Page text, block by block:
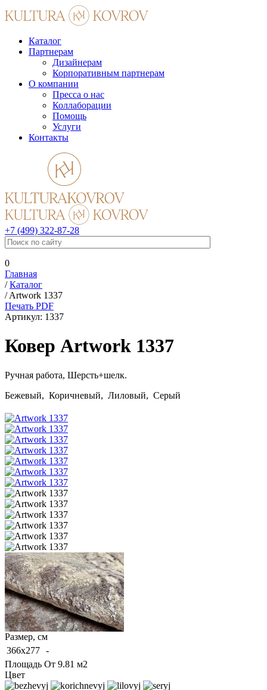
Каталог
Партнерам
Дизайнерам
Корпоративным партнерам
О компании
Пресса о нас
Коллаборации
Помощь
Услуги
Контакты
+7 (499) 322-87-28
0
Главная
/Каталог
/Artwork 1337
Печать PDF
Артикул: 1337
Ковер Artwork 1337
Ручная работа, Шерсть+шелк.
Бежевый, Коричневый, Лиловый, Серый
Размер, см
366x277 -
Площадь От 9.81 м2
Цвет